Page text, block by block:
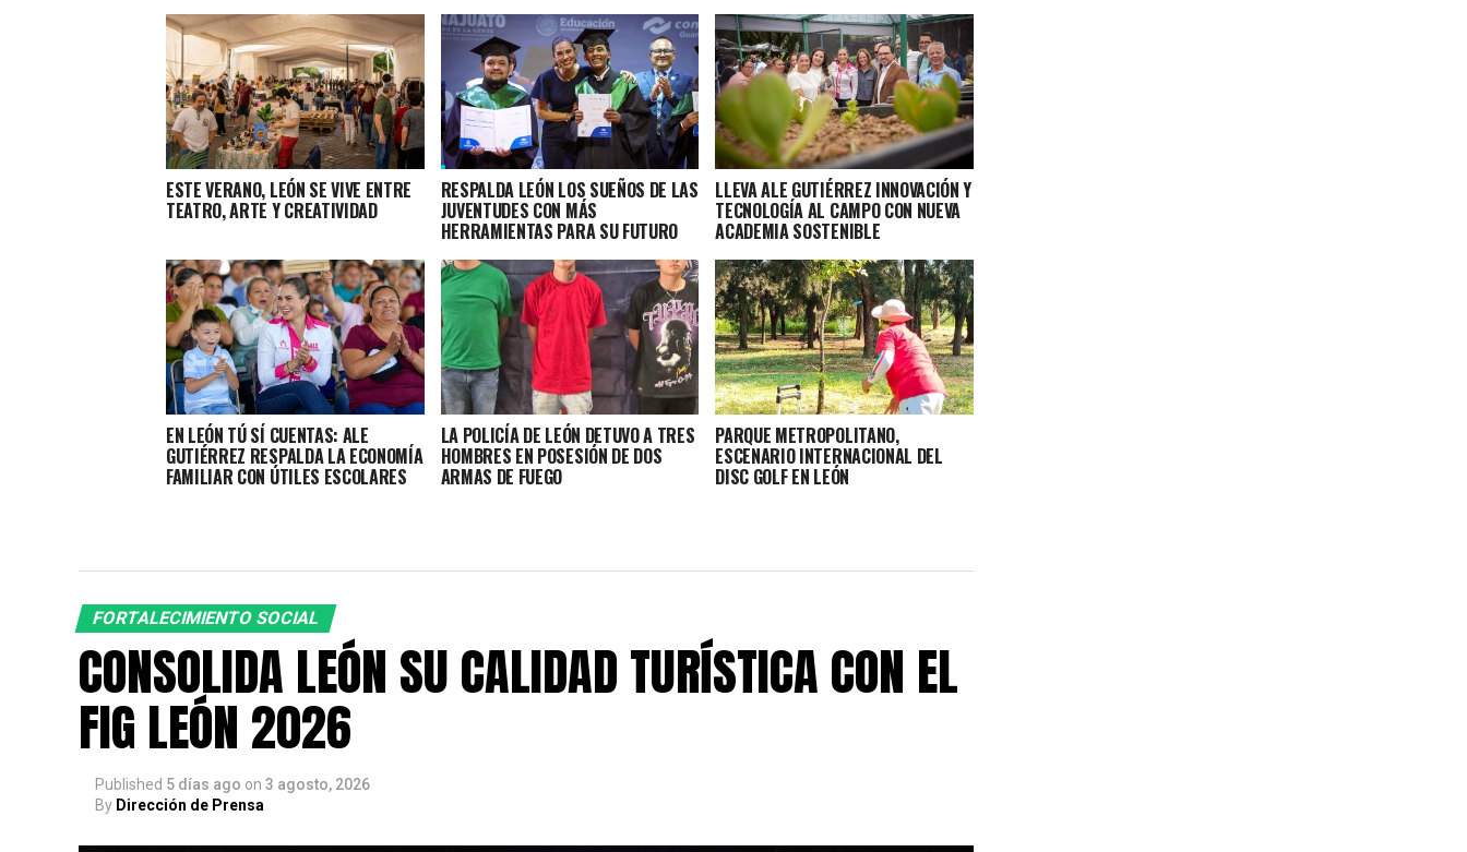
ESTE VERANO, LEÓN SE VIVE ENTRE
TEATRO, ARTE Y CREATIVIDAD
RESPALDA LEÓN LOS SUEÑOS DE LAS
JUVENTUDES CON MÁS
HERRAMIENTAS PARA SU FUTURO
LLEVA ALE GUTIÉRREZ INNOVACIÓN Y
TECNOLOGÍA AL CAMPO CON NUEVA
ACADEMIA SOSTENIBLE
EN LEÓN TÚ SÍ CUENTAS: ALE
GUTIÉRREZ RESPALDA LA ECONOMÍA
FAMILIAR CON ÚTILES ESCOLARES
LA POLICÍA DE LEÓN DETUVO A TRES
HOMBRES EN POSESIÓN DE DOS
ARMAS DE FUEGO
PARQUE METROPOLITANO,
ESCENARIO INTERNACIONAL DEL
DISC GOLF EN LEÓN
FORTALECIMIENTO SOCIAL
CONSOLIDA LEÓN SU CALIDAD TURÍSTICA CON EL
FIG LEÓN 2026
Published 5 días ago on 3 agosto, 2026
By Dirección de Prensa